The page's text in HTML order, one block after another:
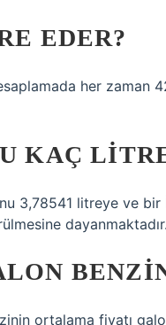
EDER?
her zaman
KAÇ
3,78541 litreye ve
dayanmaktadır.
ortalama fiyatı